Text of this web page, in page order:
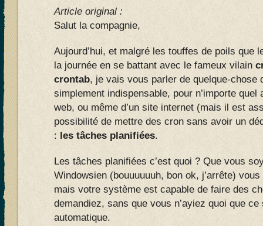
Article original :
Salut la compagnie,
Aujourd’hui, et malgré les touffes de poils que
la journée en se battant avec le fameux vilain
crontab, je vais vous parler de quelque-chose
simplement indispensable, pour n’importe quel
web, ou même d’un site internet (mais il est
possibilité de mettre des cron sans avoir un
: les tâches planifiées.
Les tâches planifiées c’est quoi ? Que vous
Windowsien (bouuuuuuh, bon ok, j’arrête)
mais votre système est capable de faire des
demandiez, sans que vous n’ayiez quoi que
automatique.